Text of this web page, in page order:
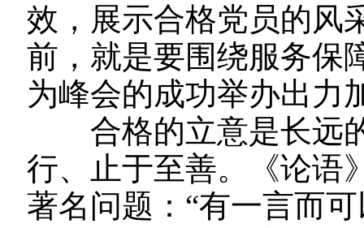
效，展示合格党员的风
前，就是要围绕服务保
为峰会的成功举办出力
合格的立意是长远的
行、止于至善。《论语
著名问题：“有一言而